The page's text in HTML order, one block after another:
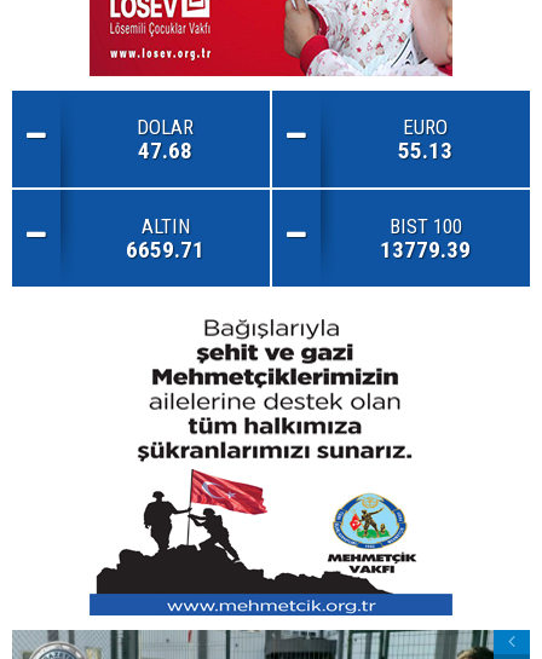
DOLAR
47.68
EURO
55.13
ALTIN
6659.71
BIST 100
13779.39